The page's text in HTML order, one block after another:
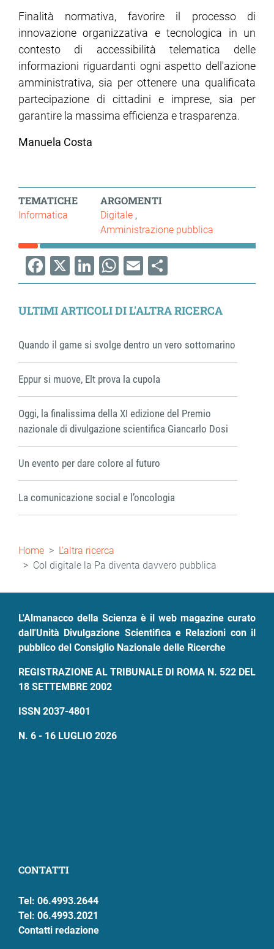
Finalità normativa, favorire il processo di
innovazione organizzativa e tecnologica in un
contesto di accessibilità telematica delle
informazioni riguardanti ogni aspetto dell'azione
amministrativa, sia per ottenere una qualificata
partecipazione di cittadini e imprese, sia per
garantire la massima efficienza e trasparenza.
Manuela Costa
TEMATICHE
Informatica
ARGOMENTI
Digitale
Amministrazione pubblica
Facebook
X LinkedIn
WhatsApp
EmailShare
ULTIMI ARTICOLI DI L'ALTRA RICERCA
Quando il game si svolge dentro un vero sottomarino
Eppur si muove, Elt prova la cupola
Oggi, la finalissima della XI edizione del Premio
nazionale di divulgazione scientifica Giancarlo Dosi
Un evento per dare colore al futuro
La comunicazione social e l’oncologia
Briciole
di
pane
Home
L'altra ricerca
Col digitale la Pa diventa davvero pubblica
L'Almanacco della Scienza è il web magazine curato
dall'Unità Divulgazione Scientifica e Relazioni con il
pubblico del Consiglio Nazionale delle Ricerche
REGISTRAZIONE AL TRIBUNALE DI ROMA N. 522 DEL
18 SETTEMBRE 2002
ISSN 2037-4801
N. 6 - 16 LUGLIO 2026
CONTATTI
Tel: 06.4993.2644
Tel: 06.4993.2021
Contatti redazione